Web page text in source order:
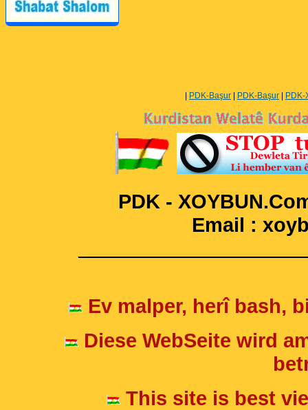
PDK-Başur PDK-Başur
PDK -
Email :
Ev malper, herî bash,
Diese WebSeite wird
This site is best